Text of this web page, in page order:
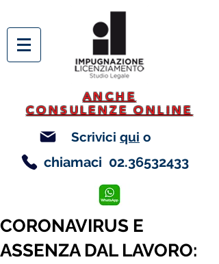
ANCHE
CONSULENZE ONLINE
Scrivici qui o
chiamaci 02.36532433
CORONAVIRUS E
ASSENZA DAL LAVORO: